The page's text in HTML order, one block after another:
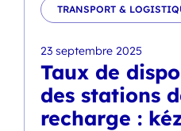
TRANSPORT &
23 septembre 2025
Taux de
des stations
recharge :